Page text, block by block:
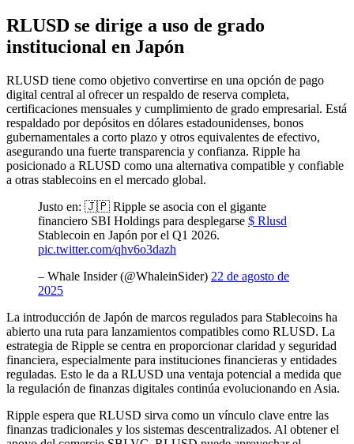
RLUSD se dirige a uso de grado
institucional en Japón
RLUSD tiene como objetivo convertirse en una opción de pago
digital central al ofrecer un respaldo de reserva completa,
certificaciones mensuales y cumplimiento de grado empresarial. Está
respaldado por depósitos en dólares estadounidenses, bonos
gubernamentales a corto plazo y otros equivalentes de efectivo,
asegurando una fuerte transparencia y confianza. Ripple ha
posicionado a RLUSD como una alternativa compatible y confiable
a otras stablecoins en el mercado global.
Justo en: 🇯🇵 Ripple se asocia con el gigante
financiero SBI Holdings para desplegarse $ Rlusd
Stablecoin en Japón por el Q1 2026.
pic.twitter.com/qhv6o3dazh
– Whale Insider (@WhaleinSider) 22 de agosto de
2025
La introducción de Japón de marcos regulados para Stablecoins ha
abierto una ruta para lanzamientos compatibles como RLUSD. La
estrategia de Ripple se centra en proporcionar claridad y seguridad
financiera, especialmente para instituciones financieras y entidades
reguladas. Esto le da a RLUSD una ventaja potencial a medida que
la regulación de finanzas digitales continúa evolucionando en Asia.
Ripple espera que RLUSD sirva como un vínculo clave entre las
finanzas tradicionales y los sistemas descentralizados. Al obtener el